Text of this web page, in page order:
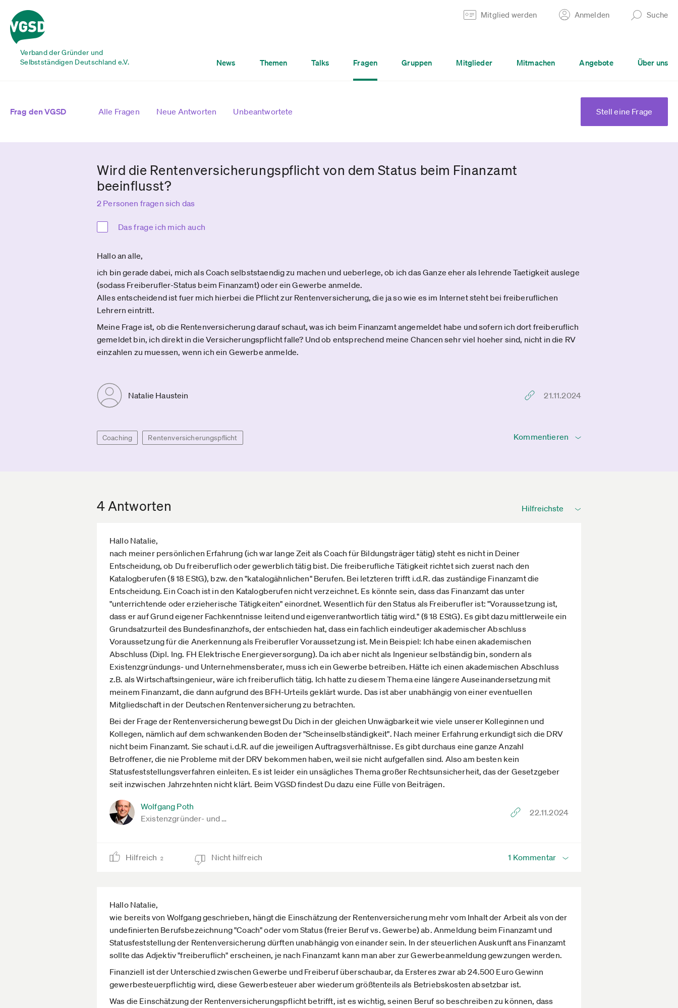
Verband der Gründer und
Selbstständigen Deutschland e.V.
Mitglied werden Anmelden Suche
News Themen Talks Fragen Gruppen Mitglieder Mitmachen Angebote Über uns
Frag den VGSD Alle Fragen Neue Antworten Unbeantwortete Stell eine Frage
Wird die Rentenversicherungspflicht von dem Status beim Finanzamt
beeinflusst?
2 Personen fragen sich das
Das frage ich mich auch
Hallo an alle,
ich bin gerade dabei, mich als Coach selbststaendig zu machen und ueberlege, ob ich das Ganze eher als lehrende Taetigkeit auslege
(sodass Freiberufler-Status beim Finanzamt) oder ein Gewerbe anmelde.
Alles entscheidend ist fuer mich hierbei die Pflicht zur Rentenversicherung, die ja so wie es im Internet steht bei freiberuflichen
Lehrern eintritt.
Meine Frage ist, ob die Rentenversicherung darauf schaut, was ich beim Finanzamt angemeldet habe und sofern ich dort freiberuflich
gemeldet bin, ich direkt in die Versicherungspflicht falle? Und ob entsprechend meine Chancen sehr viel hoeher sind, nicht in die RV
einzahlen zu muessen, wenn ich ein Gewerbe anmelde.
Natalie Haustein 21.11.2024
Coaching Rentenversicherungspflicht Kommentieren
4 Antworten
Hallo Natalie,
nach meiner persönlichen Erfahrung (ich war lange Zeit als Coach für Bildungsträger tätig) steht es nicht in Deiner
Entscheidung, ob Du freiberuflich oder gewerblich tätig bist. Die freiberufliche Tätigkeit richtet sich zuerst nach den
Katalogberufen (§ 18 EStG), bzw. den "katalogähnlichen" Berufen. Bei letzteren trifft i.d.R. das zuständige Finanzamt die
Entscheidung. Ein Coach ist in den Katalogberufen nicht verzeichnet. Es könnte sein, dass das Finanzamt das unter
"unterrichtende oder erzieherische Tätigkeiten" einordnet. Wesentlich für den Status als Freiberufler ist: "Voraussetzung ist,
dass er auf Grund eigener Fachkenntnisse leitend und eigenverantwortlich tätig wird." (§ 18 EStG). Es gibt dazu mittlerweile ein
Grundsatzurteil des Bundesfinanzhofs, der entschieden hat, dass ein fachlich eindeutiger akademischer Abschluss
Voraussetzung für die Anerkennung als Freiberufler Voraussetzung ist. Mein Beispiel: Ich habe einen akademischen
Abschluss (Dipl. Ing. FH Elektrische Energieversorgung). Da ich aber nicht als Ingenieur selbständig bin, sondern als
Existenzgründungs- und Unternehmensberater, muss ich ein Gewerbe betreiben. Hätte ich einen akademischen Abschluss
z.B. als Wirtschaftsingenieur, wäre ich freiberuflich tätig. Ich hatte zu diesem Thema eine längere Auseinandersetzung mit
meinem Finanzamt, die dann aufgrund des BFH-Urteils geklärt wurde. Das ist aber unabhängig von einer eventuellen
Mitgliedschaft in der Deutschen Rentenversicherung zu betrachten.
Bei der Frage der Rentenversicherung bewegst Du Dich in der gleichen Unwägbarkeit wie viele unserer Kolleginnen und
Kollegen, nämlich auf dem schwankenden Boden der "Scheinselbständigkeit". Nach meiner Erfahrung erkundigt sich die DRV
nicht beim Finanzamt. Sie schaut i.d.R. auf die jeweiligen Auftragsverhältnisse. Es gibt durchaus eine ganze Anzahl
Betroffener, die nie Probleme mit der DRV bekommen haben, weil sie nicht aufgefallen sind. Also am besten kein
Statusfeststellungsverfahren einleiten. Es ist leider ein unsägliches Thema großer Rechtsunsicherheit, das der Gesetzgeber
seit inzwischen Jahrzehnten nicht klärt. Beim VGSD findest Du dazu eine Fülle von Beiträgen.
Wolfgang Poth
Existenzgründer- und …
22.11.2024
Hilfreich 2 Nicht hilfreich 1 Kommentar
Hallo Natalie,
wie bereits von Wolfgang geschrieben, hängt die Einschätzung der Rentenversicherung mehr vom Inhalt der Arbeit als von der
undefinierten Berufsbezeichnung "Coach" oder vom Status (freier Beruf vs. Gewerbe) ab. Anmeldung beim Finanzamt und
Statusfeststellung der Rentenversicherung dürften unabhängig von einander sein. In der steuerlichen Auskunft ans Finanzamt
sollte das Adjektiv "freiberuflich" erscheinen, je nach Finanzamt kann man aber zur Gewerbeanmeldung gewzungen werden.
Finanziell ist der Unterschied zwischen Gewerbe und Freiberuf überschaubar, da Ersteres zwar ab 24.500 Euro Gewinn
gewerbesteuerpflichtig wird, diese Gewerbesteuer aber wiederum größtenteils als Betriebskosten absetzbar ist.
Was die Einschätzung der Rentenversicherungspflicht betrifft, ist es wichtig, seinen Beruf so beschreiben zu können, dass